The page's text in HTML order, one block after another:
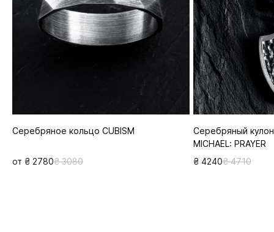
Серебряное кольцо CUBISM
от ₴ 2780₴ 3080
Серебряный кулон
MICHAEL: PRAYER
₴ 4240₴ 4710